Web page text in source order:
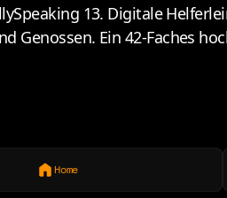
13. Digitale
Genossen. Ein 42-Faches
Home